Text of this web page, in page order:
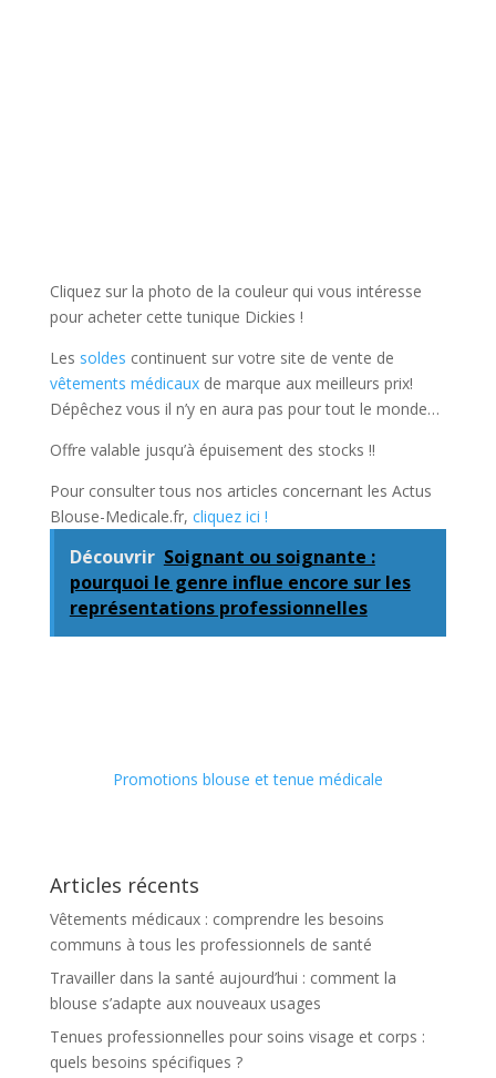
Cliquez sur la photo de la couleur qui vous intéresse
pour acheter cette tunique Dickies !
Les soldes continuent sur votre site de vente de
vêtements médicauxde marque aux meilleurs prix!
Dépêchez vous il n’y en aura pas pour tout le monde…
Offre valable jusqu’à épuisement des stocks !!
Pour consulter tous nos articles concernant les Actus
Blouse-Medicale.fr, cliquez ici !
Découvrir Soignant ou soignante :
pourquoi le genre influe encore sur les
représentations professionnelles
Promotions blouse et tenue médicale
Articles récents
Vêtements médicaux : comprendre les besoins
communs à tous les professionnels de santé
Travailler dans la santé aujourd’hui : comment la
blouse s’adapte aux nouveaux usages
Tenues professionnelles pour soins visage et corps :
quels besoins spécifiques ?